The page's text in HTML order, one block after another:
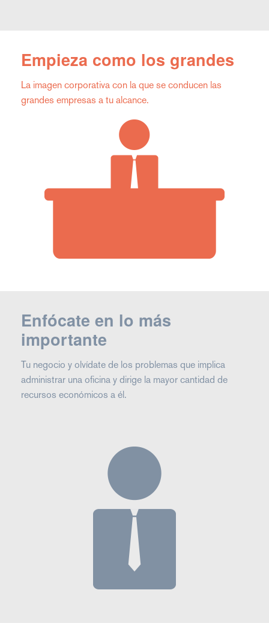
Empieza como los grandes
La imagen corporativa con la que se conducen las
grandes empresas a tu alcance.
Enfócate en lo más
importante
Tu negocio y olvídate de los problemas que implica
administrar una oficina y dirige la mayor cantidad de
recursos económicos a él.